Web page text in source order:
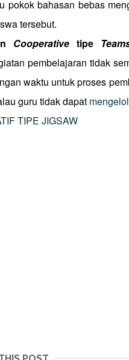
pokok bahasan bebas
tersebut.
Cooperativetipe
pembelajaran tidak
waktu untuk proses
guru tidak dapat
TIPE JIGSAW